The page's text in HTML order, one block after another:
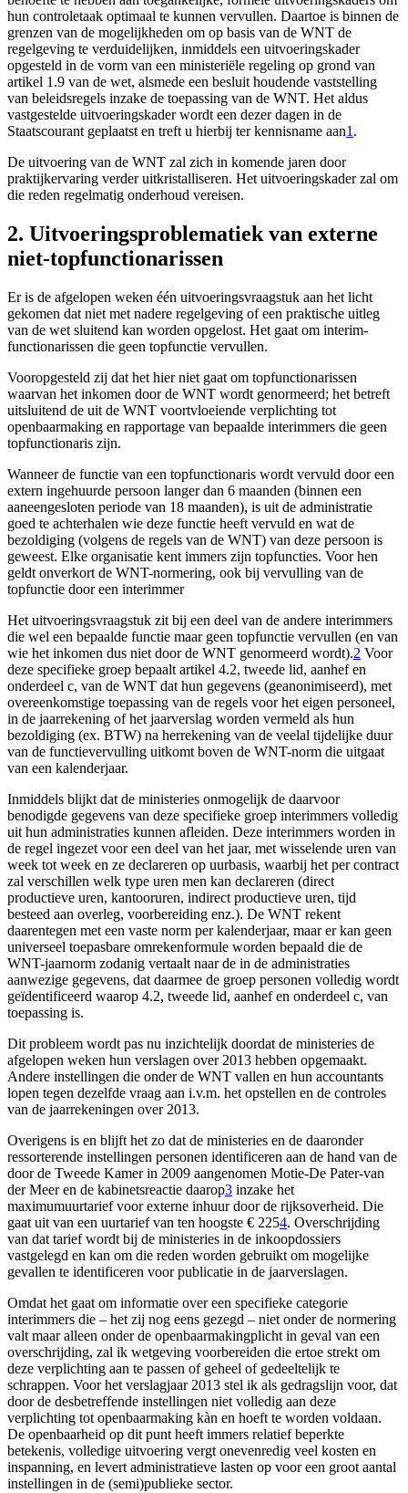
hun controletaak optimaal te kunnen vervullen. Daartoe is binnen de
grenzen van de mogelijkheden om op basis van de WNT de
regelgeving te verduidelijken, inmiddels een uitvoeringskader
opgesteld in de vorm van een ministeriële regeling op grond van
artikel 1.9 van de wet, alsmede een besluit houdende vaststelling
van beleidsregels inzake de toepassing van de WNT. Het aldus
vastgestelde uitvoeringskader wordt een dezer dagen in de
Staatscourant geplaatst en treft u hierbij ter kennisname aan1.
De uitvoering van de WNT zal zich in komende jaren door
praktijkervaring verder uitkristalliseren. Het uitvoeringskader zal om
die reden regelmatig onderhoud vereisen.
2. Uitvoeringsproblematiek van externe
niet-topfunctionarissen
Er is de afgelopen weken één uitvoeringsvraagstuk aan het licht
gekomen dat niet met nadere regelgeving of een praktische uitleg
van de wet sluitend kan worden opgelost. Het gaat om interim-
functionarissen die geen topfunctie vervullen.
Vooropgesteld zij dat het hier niet gaat om topfunctionarissen
waarvan het inkomen door de WNT wordt genormeerd; het betreft
uitsluitend de uit de WNT voortvloeiende verplichting tot
openbaarmaking en rapportage van bepaalde interimmers die geen
topfunctionaris zijn.
Wanneer de functie van een topfunctionaris wordt vervuld door een
extern ingehuurde persoon langer dan 6 maanden (binnen een
aaneengesloten periode van 18 maanden), is uit de administratie
goed te achterhalen wie deze functie heeft vervuld en wat de
bezoldiging (volgens de regels van de WNT) van deze persoon is
geweest. Elke organisatie kent immers zijn topfuncties. Voor hen
geldt onverkort de WNT-normering, ook bij vervulling van de
topfunctie door een interimmer
Het uitvoeringsvraagstuk zit bij een deel van de andere interimmers
die wel een bepaalde functie maar geen topfunctie vervullen (en van
wie het inkomen dus niet door de WNT genormeerd wordt).2 Voor
deze specifieke groep bepaalt artikel 4.2, tweede lid, aanhef en
onderdeel c, van de WNT dat hun gegevens (geanonimiseerd), met
overeenkomstige toepassing van de regels voor het eigen personeel,
in de jaarrekening of het jaarverslag worden vermeld als hun
bezoldiging (ex. BTW) na herrekening van de veelal tijdelijke duur
van de functievervulling uitkomt boven de WNT-norm die uitgaat
van een kalenderjaar.
Inmiddels blijkt dat de ministeries onmogelijk de daarvoor
benodigde gegevens van deze specifieke groep interimmers volledig
uit hun administraties kunnen afleiden. Deze interimmers worden in
de regel ingezet voor een deel van het jaar, met wisselende uren van
week tot week en ze declareren op uurbasis, waarbij het per contract
zal verschillen welk type uren men kan declareren (direct
productieve uren, kantooruren, indirect productieve uren, tijd
besteed aan overleg, voorbereiding enz.). De WNT rekent
daarentegen met een vaste norm per kalenderjaar, maar er kan geen
universeel toepasbare omrekenformule worden bepaald die de
WNT-jaarnorm zodanig vertaalt naar de in de administraties
aanwezige gegevens, dat daarmee de groep personen volledig wordt
geïdentificeerd waarop 4.2, tweede lid, aanhef en onderdeel c, van
toepassing is.
Dit probleem wordt pas nu inzichtelijk doordat de ministeries de
afgelopen weken hun verslagen over 2013 hebben opgemaakt.
Andere instellingen die onder de WNT vallen en hun accountants
lopen tegen dezelfde vraag aan i.v.m. het opstellen en de controles
van de jaarrekeningen over 2013.
Overigens is en blijft het zo dat de ministeries en de daaronder
ressorterende instellingen personen identificeren aan de hand van de
door de Tweede Kamer in 2009 aangenomen Motie-De Pater-van
der Meer en de kabinetsreactie daarop3 inzake het
maximumuurtarief voor externe inhuur door de rijksoverheid. Die
gaat uit van een uurtarief van ten hoogste € 2254. Overschrijding
van dat tarief wordt bij de ministeries in de inkoopdossiers
vastgelegd en kan om die reden worden gebruikt om mogelijke
gevallen te identificeren voor publicatie in de jaarverslagen.
Omdat het gaat om informatie over een specifieke categorie
interimmers die – het zij nog eens gezegd – niet onder de normering
valt maar alleen onder de openbaarmakingplicht in geval van een
overschrijding, zal ik wetgeving voorbereiden die ertoe strekt om
deze verplichting aan te passen of geheel of gedeeltelijk te
schrappen. Voor het verslagjaar 2013 stel ik als gedragslijn voor, dat
door de desbetreffende instellingen niet volledig aan deze
verplichting tot openbaarmaking kàn en hoeft te worden voldaan.
De openbaarheid op dit punt heeft immers relatief beperkte
betekenis, volledige uitvoering vergt onevenredig veel kosten en
inspanning, en levert administratieve lasten op voor een groot aantal
instellingen in de (semi)publieke sector.